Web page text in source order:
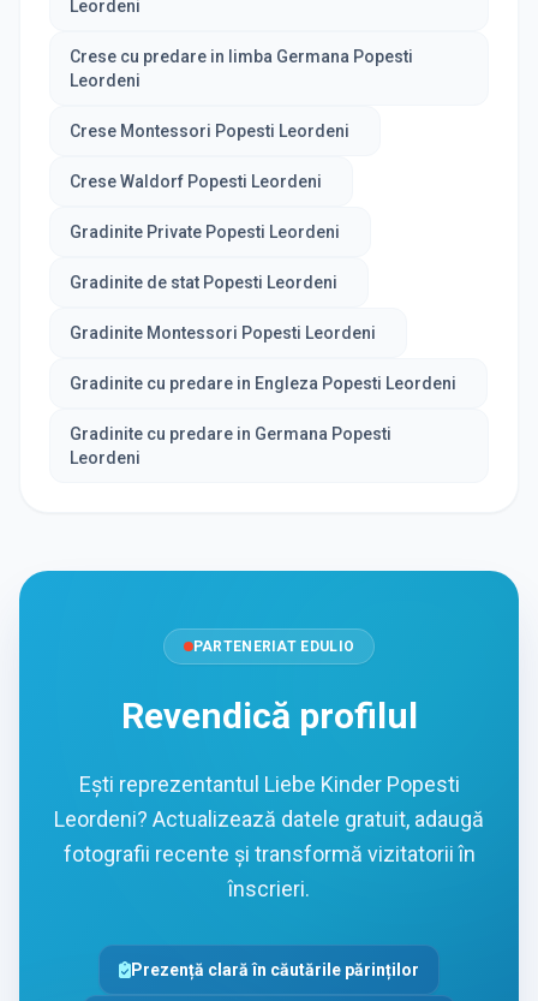
Leordeni
Crese cu predare in limba Germana Popesti
Leordeni
Crese Montessori Popesti Leordeni
Crese Waldorf Popesti Leordeni
Gradinite Private Popesti Leordeni
Gradinite de stat Popesti Leordeni
Gradinite Montessori Popesti Leordeni
Gradinite cu predare in Engleza Popesti Leordeni
Gradinite cu predare in Germana Popesti
Leordeni
PARTENERIAT EDULIO
Revendică profilul
Ești reprezentantul Liebe Kinder Popesti
Leordeni? Actualizează datele gratuit, adaugă
fotografii recente și transformă vizitatorii în
înscrieri.
Prezență clară în căutările părinților